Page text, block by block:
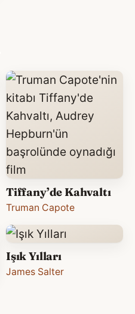
Tiffany’de Kahvaltı
Truman Capote
Işık Yılları
James Salter